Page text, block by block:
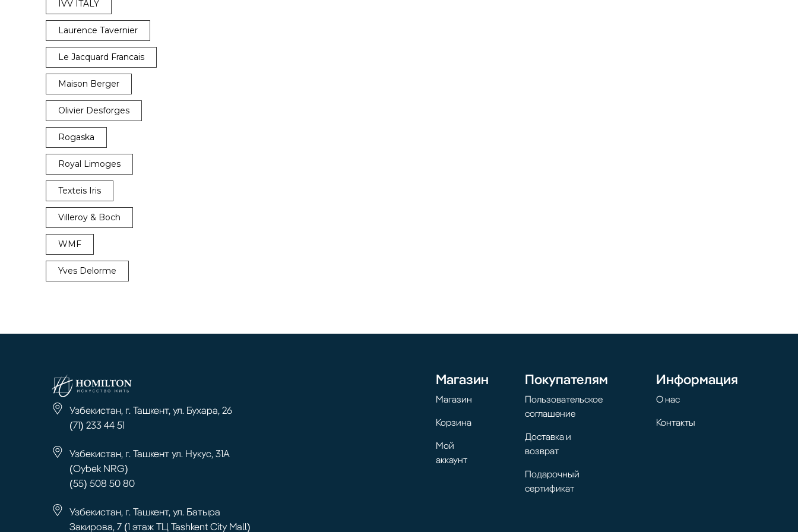
IVV ITALY
Laurence Tavernier
Le Jacquard Francais
Maison Berger
Olivier Desforges
Rogaska
Royal Limoges
Texteis Iris
Villeroy & Boch
WMF
Yves Delorme
Узбекистан, г. Ташкент, ул. Бухара, 26
(71) 233 44 51
Узбекистан, г. Ташкент ул. Нукус, 31А
(Oybek NRG)
(55) 508 50 80
Узбекистан, г. Ташкент, ул. Батыра
Закирова, 7 (1 этаж ТЦ Tashkent City Mall)
Магазин
Магазин
Корзина
Мой
аккаунт
Покупателям
Пользовательское
соглашение
Доставка и
возврат
Подарочный
сертификат
Информация
О нас
Контакты